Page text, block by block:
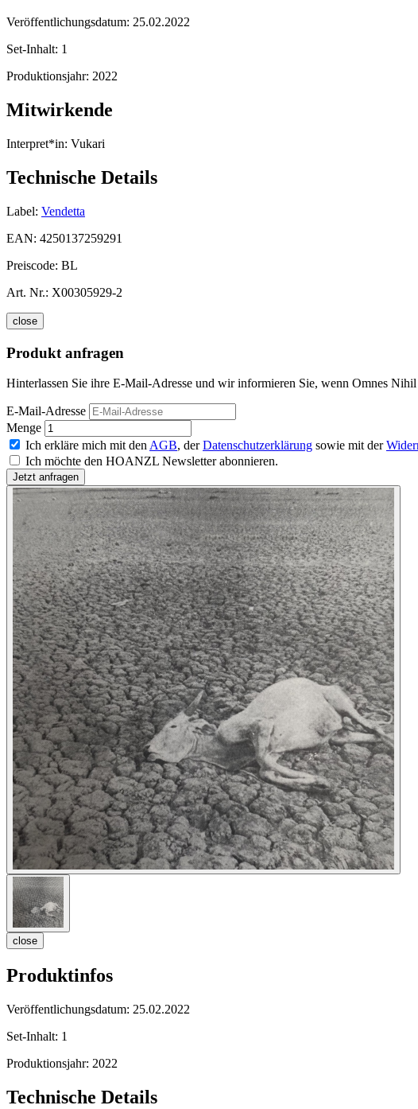
Veröffentlichungsdatum: 25.02.2022
Set-Inhalt: 1
Produktionsjahr: 2022
Mitwirkende
Interpret*in: Vukari
Technische Details
Label: Vendetta
EAN: 4250137259291
Preiscode: BL
Art. Nr.: X00305929-2
close
Produkt anfragen
Hinterlassen Sie ihre E-Mail-Adresse und wir informieren Sie, wenn Omnes
E-Mail-Adresse
Menge
Ich erkläre mich mit den AGB, derDatenschutzerklärung sowie mit der
Ich möchte den HOANZL Newsletter abonnieren.
close
Produktinfos
Veröffentlichungsdatum: 25.02.2022
Set-Inhalt: 1
Produktionsjahr: 2022
Technische Details